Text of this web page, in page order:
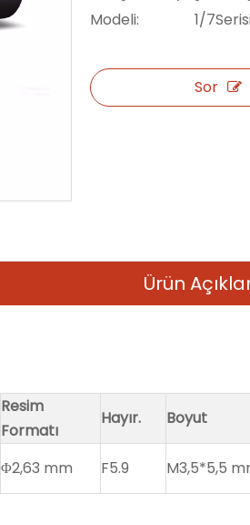
Modeli:
1/
Sor
Ürün
Resim
Formatı
Hayır. Boyut
Φ2,63 mm F5.9 M3,5*5,5